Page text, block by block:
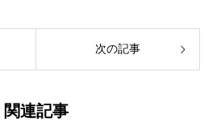
次の記事
関連記事